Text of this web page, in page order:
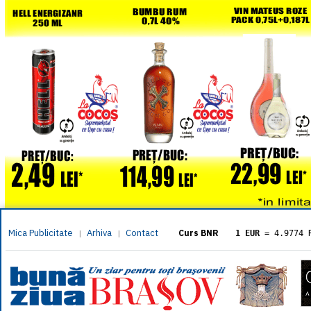
Mica Publicitate | Arhiva | Contact Curs BNR 1 EUR = 4.9774
= 5.8304
1 XAU= 464.4611
1 AED= 1.1933
1 AUD= 2.7957
1 BGN= 2.5449